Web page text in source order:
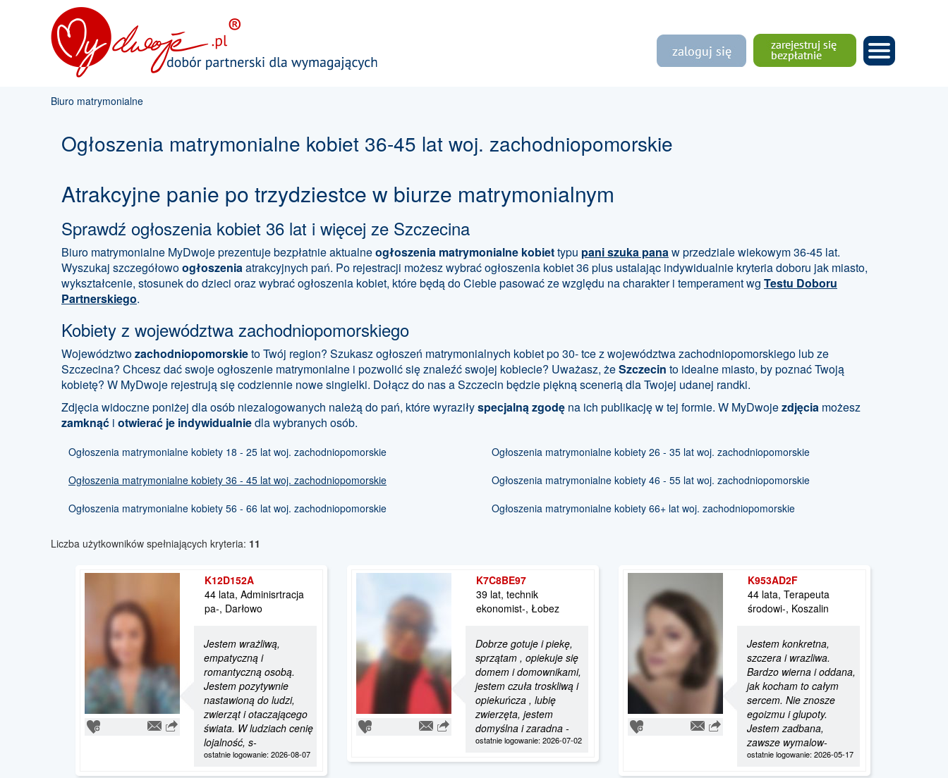
Biuro matrymonialne
Ogłoszenia matrymonialne kobiet 36-45 lat woj. zachodniopomorskie
Atrakcyjne panie po trzydziestce w biurze matrymonialnym
Sprawdź ogłoszenia kobiet 36 lat i więcej ze Szczecina
Biuro matrymonialne MyDwoje prezentuje bezpłatnie aktualneogłoszenia matrymonialne kobiettypu pani szuka panaw przedziale wiekowym 36-45 lat.
Wyszukaj szczegółowoogłoszeniaatrakcyjnych pań. Po rejestracji możesz wybrać ogłoszenia kobiet 36 plus ustalając indywidualnie kryteria doboru jak miasto,
wykształcenie, stosunek do dzieci oraz wybrać ogłoszenia kobiet, które będą do Ciebie pasować ze względu na charakter i temperament wg Testu Doboru
Partnerskiego.
Kobiety z województwa zachodniopomorskiego
Województwozachodniopomorskieto Twój region? Szukasz ogłoszeń matrymonialnych kobiet po 30- tce z województwa zachodniopomorskiego lub ze
Szczecina? Chcesz dać swoje ogłoszenie matrymonialne i pozwolić się znaleźć swojej kobiecie? Uważasz, żeSzczecin to idealne miasto, by poznać Twoją
kobietę? W MyDwoje rejestrują się codziennie nowe singielki. Dołącz do nas a Szczecin będzie piękną scenerią dla Twojej udanej randki.
Zdjęcia widoczne poniżej dla osób niezalogowanych należą do pań, które wyraziłyspecjalną zgodę na ich publikację w tej formie. W MyDwojezdjęcia możesz
zamknąć i otwierać je indywidualniedla wybranych osób.
Ogłoszenia matrymonialne kobiety 18 - 25 lat woj. zachodniopomorskie
Ogłoszenia matrymonialne kobiety 26 - 35 lat woj. zachodniopomorskie
Ogłoszenia matrymonialne kobiety 36 - 45 lat woj. zachodniopomorskie
Ogłoszenia matrymonialne kobiety 46 - 55 lat woj. zachodniopomorskie
Ogłoszenia matrymonialne kobiety 56 - 66 lat woj. zachodniopomorskie
Ogłoszenia matrymonialne kobiety 66+ lat woj. zachodniopomorskie
Liczba użytkowników spełniających kryteria: 11
K12D152A
44 lata, Adminisrtracja
pa-, Darłowo
Jestem wrażliwą,
empatyczną i
romantyczną osobą.
Jestem pozytywnie
nastawioną do ludzi,
zwierząt i otaczającego
świata. W ludziach cenię
lojalność, s-
ostatnie logowanie: 2026-08-07
K7C8BE97
39 lat, technik
ekonomist-, Łobez
Dobrze gotuje i piekę,
sprzątam , opiekuje się
domem i domownikami,
jestem czuła troskliwą i
opiekuńcza , lubię
zwierzęta, jestem
domyślna i zaradna -
ostatnie logowanie: 2026-07-02
K953AD2F
44 lata, Terapeuta
środowi-, Koszalin
Jestem konkretna,
szczera i wrazliwa.
Bardzo wierna i oddana,
jak kocham to całym
sercem. Nie znosze
egoizmu i glupoty.
Jestem zadbana,
zawsze wymalow-
ostatnie logowanie: 2026-05-17